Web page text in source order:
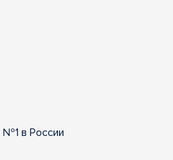
№1 в России